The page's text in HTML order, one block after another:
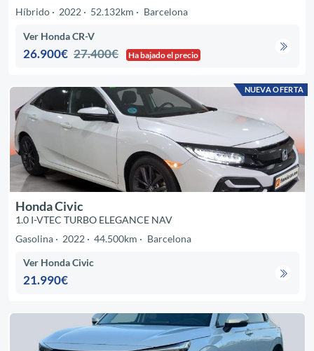
Híbrido
2022 52.132km Barcelona
Ver Honda CR-V
26.900€ 27.400€ Ha bajado el precio
NUEVA OFERTA
Honda Civic
1.0 I-VTEC TURBO ELEGANCE NAV
Gasolina
2022 44.500km Barcelona
Ver Honda Civic
21.990€